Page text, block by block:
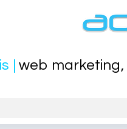
| web marketing,